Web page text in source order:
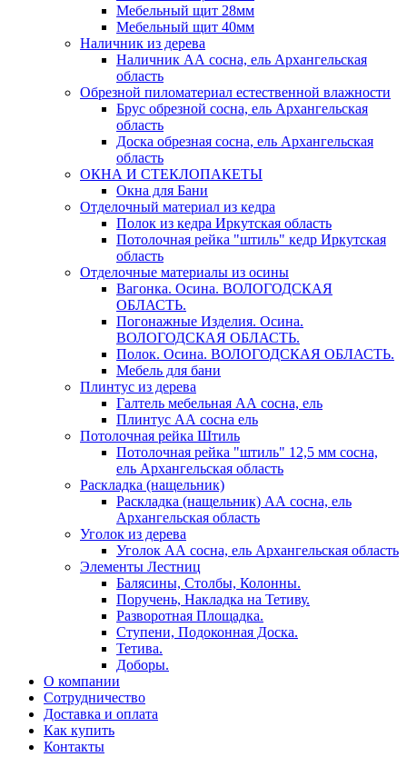
Мебельный щит 28мм
Мебельный щит 40мм
Наличник из дерева
Наличник АА сосна, ель Архангельская
область
Обрезной пиломатериал естественной влажности
Брус обрезной сосна, ель Архангельская
область
Доска обрезная сосна, ель Архангельская
область
ОКНА И СТЕКЛОПАКЕТЫ
Окна для Бани
Отделочный материал из кедра
Полок из кедра Иркутская область
Потолочная рейка "штиль" кедр Иркутская
область
Отделочные материалы из осины
Вагонка. Осина. ВОЛОГОДСКАЯ
ОБЛАСТЬ.
Погонажные Изделия. Осина.
ВОЛОГОДСКАЯ ОБЛАСТЬ.
Полок. Осина. ВОЛОГОДСКАЯ ОБЛАСТЬ.
Мебель для бани
Плинтус из дерева
Галтель мебельная АА сосна, ель
Плинтус АА сосна ель
Потолочная рейка Штиль
Потолочная рейка "штиль" 12,5 мм сосна,
ель Архангельская область
Раскладка (нащельник)
Раскладка (нащельник) АА сосна, ель
Архангельская область
Уголок из дерева
Уголок АА сосна, ель Архангельская область
Элементы Лестниц
Балясины, Столбы, Колонны.
Поручень, Накладка на Тетиву.
Разворотная Площадка.
Ступени, Подоконная Доска.
Тетива.
Доборы.
О компании
Сотрудничество
Доставка и оплата
Как купить
Контакты